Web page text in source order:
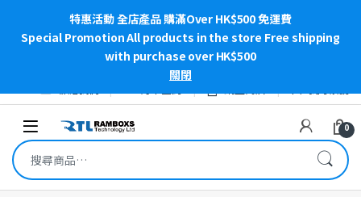
特惠活動 全店產品 購滿Over HK$500 免運費
Special Promotion All products in the store Free shipping
with purchase over HK$500
關閉
Open 0
搜尋關鍵字: